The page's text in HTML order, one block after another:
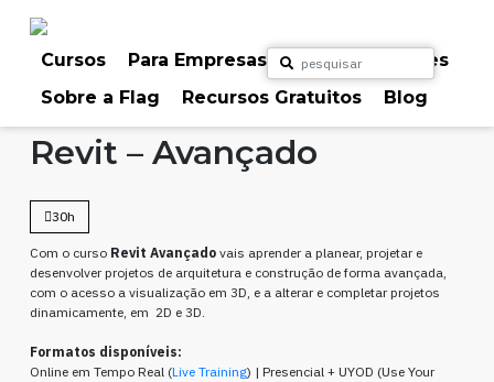
Cursos Para Empresas
Para Particulares
Sobre a Flag
Recursos Gratuitos Blog
Home Cursos CAD
Revit – Avançado
30h
Com o curso Revit Avançado vais aprender a planear, projetar e
desenvolver projetos de arquitetura e construção de forma avançada,
com o acesso a visualização em 3D, e a alterar e completar projetos
dinamicamente, em 2D e 3D.
Formatos disponíveis:
Online em Tempo Real (Live Training) | Presencial + UYOD (Use Your